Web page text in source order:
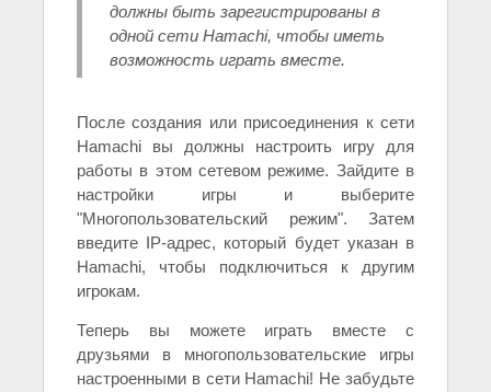
должны быть зарегистрированы в
одной сети Hamachi, чтобы иметь
возможность играть вместе.
После создания или присоединения к сети
Hamachi вы должны настроить игру для
работы в этом сетевом режиме. Зайдите в
настройки игры и выберите
"Многопользовательский режим". Затем
введите IP-адрес, который будет указан в
Hamachi, чтобы подключиться к другим
игрокам.
Теперь вы можете играть вместе с
друзьями в многопользовательские игры
настроенными в сети Hamachi! Не забудьте